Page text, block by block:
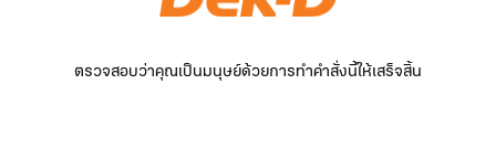
ตรวจสอบว่าคุณเป็นมนุษย์ด้วยการทำคำสั่งนี้ให้เสร็จสิ้น